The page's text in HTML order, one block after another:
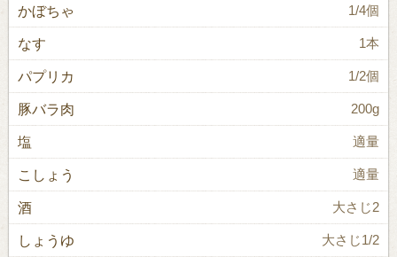
かぼちゃ 1/4個
なす 1本
パプリカ 1/2個
豚バラ肉 200g
塩 適量
こしょう 適量
酒 大さじ2
しょうゆ 大さじ1/2